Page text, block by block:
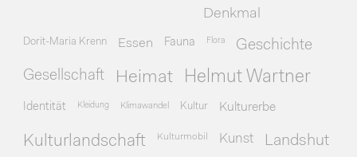
Denkmal
Dorit-Maria Krenn Essen Fauna Flora Geschichte
Gesellschaft Heimat Helmut Wartner
Identität Kleidung Klimawandel Kultur Kulturerbe
Kulturlandschaft Kulturmobil Kunst Landshut